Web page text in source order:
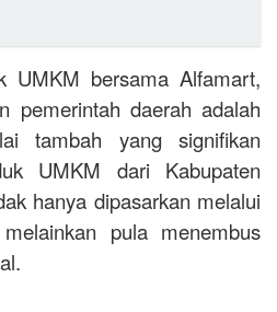
UMKM bersama Alfamart,
pemerintah daerah adalah
tambah yang signifikan
UMKM dari Kabupaten
hanya dipasarkan melalui
pula menembus